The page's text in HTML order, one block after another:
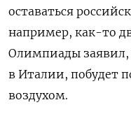
оставаться
например, как-то
Олимпиады заявил,
в Италии, побудет
воздухом.